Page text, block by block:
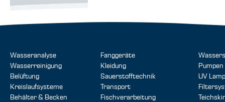
Wasseranalyse
Wasserreinigung
Belüftung
Kreislaufsysteme
Behälter & Becken
Fanggeräte
Kleidung
Sauerstofftechnik
Transport
Fischverarbeitung
Pumpen
UV